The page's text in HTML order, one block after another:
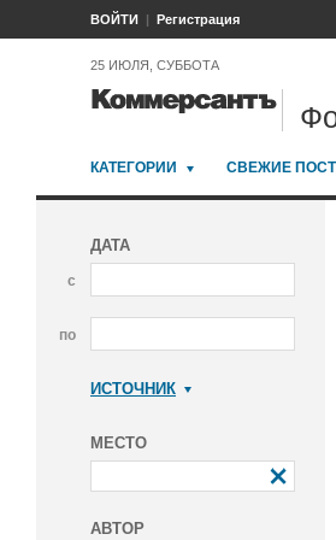
ВОЙТИ Регистрация
25 ИЮЛЯ, СУББОТА
КАТЕГОРИИ СВЕЖИЕ
ДАТА
с
по
ИСТОЧНИК
МЕСТО
АВТОР